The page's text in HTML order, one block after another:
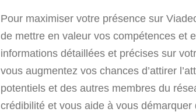
Pour maximiser votre présence sur
de mettre en valeur vos compétences et
informations détaillées et précises sur
vous augmentez vos chances d’attirer
potentiels et des autres membres du
crédibilité et vous aide à vous